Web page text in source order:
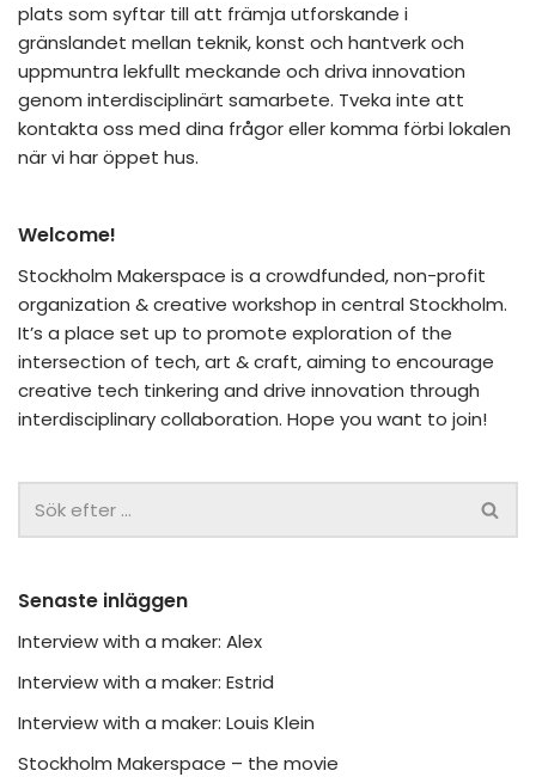
plats som syftar till att främja utforskande i
gränslandet mellan teknik, konst och hantverk och
uppmuntra lekfullt meckande och driva innovation
genom interdisciplinärt samarbete. Tveka inte att
kontakta oss med dina frågor eller komma förbi lokalen
när vi har öppet hus.
Welcome!
Stockholm Makerspace is a crowdfunded, non-profit
organization & creative workshop in central Stockholm.
It’s a place set up to promote exploration of the
intersection of tech, art & craft, aiming to encourage
creative tech tinkering and drive innovation through
interdisciplinary collaboration. Hope you want to join!
Senaste inläggen
Interview with a maker: Alex
Interview with a maker: Estrid
Interview with a maker: Louis Klein
Stockholm Makerspace – the movie